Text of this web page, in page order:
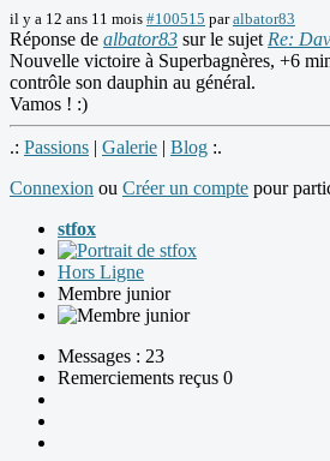
il y a 12 ans 11 mois #100515 paralbator83
Réponse de albator83 sur le sujet Re:
Nouvelle victoire à Superbagnères, +6
contrôle son dauphin au général.
Vamos ! :)
.: Passions | Galerie | Blog :.
Connexion ou Créer un compte pour
stfox
Hors Ligne
Membre junior
Messages : 23
Remerciements reçus 0